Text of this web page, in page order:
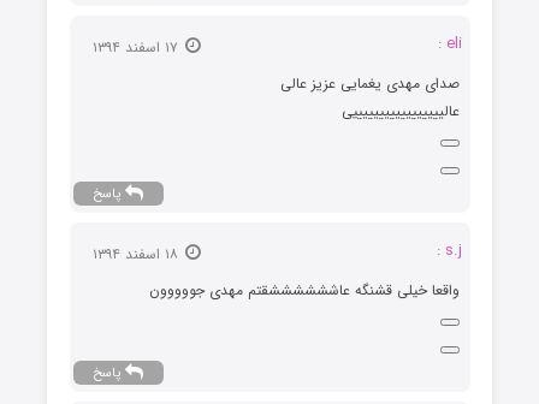
eli :
صدای مهدی یغمایی عزیز عالی
عالیییییییییییییییییی
پاسخ
s.j :
واقعا خیلی قشنگه عاششششششقتم مهدی جووووون
پاسخ